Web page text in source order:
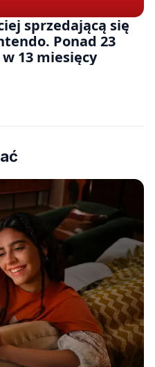
sprzedającą się
Ponad 23
13 miesięcy